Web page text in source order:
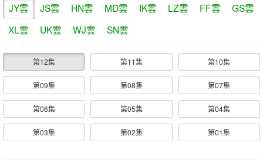
JY雲 JS雲 HN雲 MD雲 IK雲 LZ雲 FF雲
GS雲
XL雲
UK雲 WJ雲 SN雲
第12集 第11集 第10集
第09集 第08集 第07集
第06集 第05集 第04集
第03集 第02集 第01集